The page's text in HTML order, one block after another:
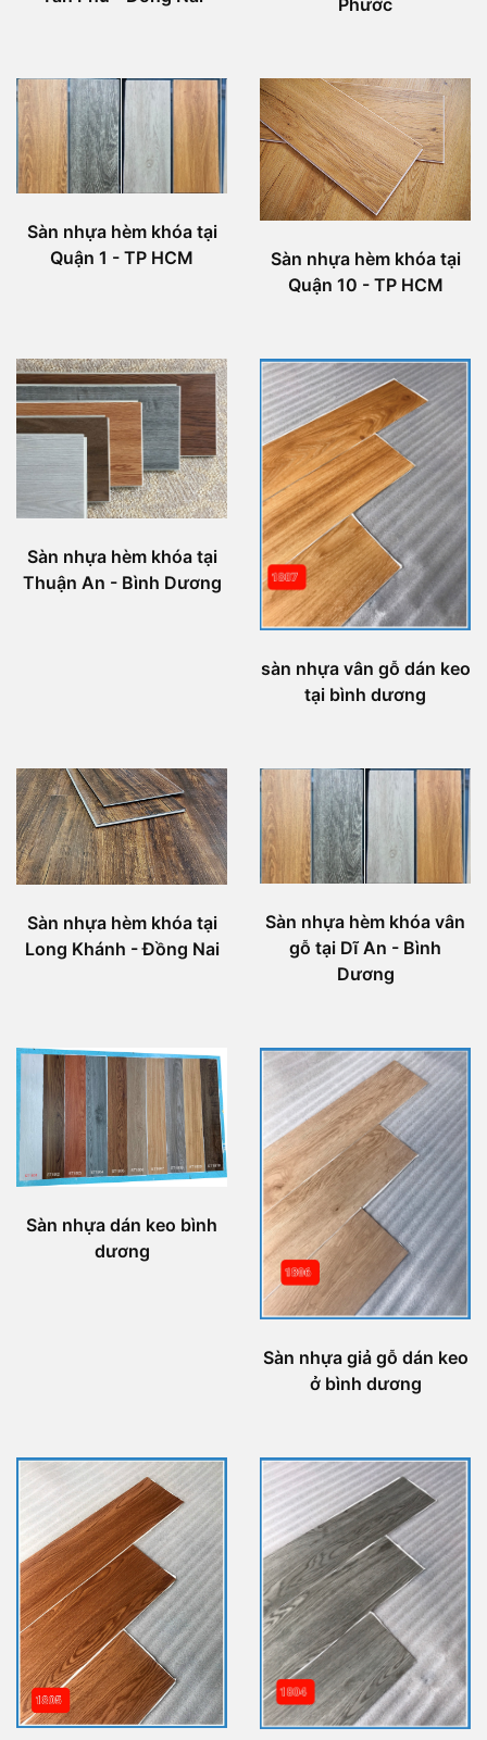
Phước
Sàn nhựa hèm khóa tại
Quận 1 - TP HCM
Sàn nhựa hèm khóa tại
Quận 10 - TP HCM
Sàn nhựa hèm khóa tại
Thuận An - Bình Dương
sàn nhựa vân gỗ dán keo
tại bình dương
Sàn nhựa hèm khóa tại
Long Khánh - Đồng Nai
Sàn nhựa hèm khóa vân
gỗ tại Dĩ An - Bình
Dương
Sàn nhựa dán keo bình
dương
Sàn nhựa giả gỗ dán keo
ở bình dương